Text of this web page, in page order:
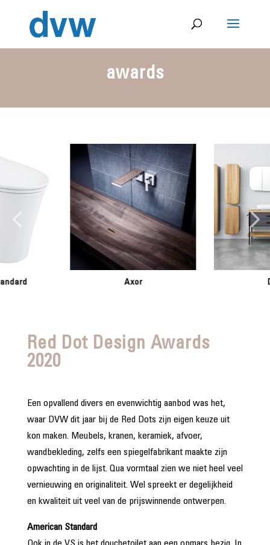
awards
Red Dot Design Awards
2020
Een opvallend divers en evenwichtig aanbod was het,
waar DVW dit jaar bij de Red Dots zijn eigen keuze uit
kon ­maken. Meubels, kranen, keramiek, afvoer,
wandbekleding, zelfs een spiegelfabrikant maakte zijn
opwachting in de lijst. Qua vormtaal zien we niet heel veel
vernieuwing en originaliteit. Wel spreekt er degelijkheid
en kwaliteit uit veel van de prijswinnende ontwerpen.
American Standard